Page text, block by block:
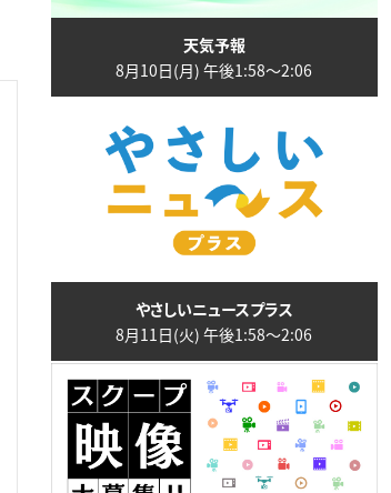
天気予報
8月10日(月) 午後1:58〜2:06
やさしいニュースプラス
8月11日(火) 午後1:58〜2:06